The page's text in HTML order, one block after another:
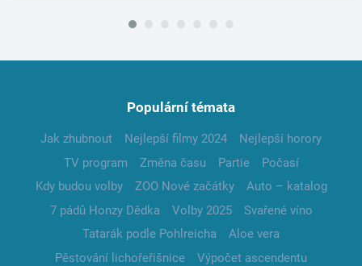
Populární témata
Jak zhubnout Nejlepší filmy 2024
Nejlepší horory
TV program
Změna času Partie
Počasí
Kdy budou volby
ZOO Nové začátky
Auto – katalog
7 pádů Honzy Dědka
Volby 2025
Svařené víno
Tatarák podle Pohlreicha
Aloe vera
Pěstování lichořeřišnice
Výpočet ascendentu